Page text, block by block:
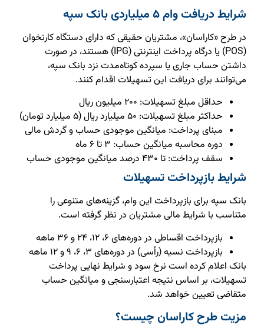
شرایط دریافت وام ۵ میلیاردی بانک سپه
در طرح «کاراسان»، مشتریان حقیقی که دارای دستگاه کارتخوان
(POS) یا درگاه پرداخت اینترنتی (IPG) هستند، در صورت
داشتن حساب جاری یا سپرده کوتاه‌مدت نزد بانک سپه،
می‌توانند برای دریافت این تسهیلات اقدام کنند.
حداقل مبلغ تسهیلات: ۲۰۰ میلیون ریال
حداکثر مبلغ تسهیلات: ۵۰ میلیارد ریال (۵ میلیارد تومان)
مبنای پرداخت: میانگین موجودی حساب و گردش مالی
دوره محاسبه میانگین حساب: ۳ تا ۶ ماه
سقف پرداخت: تا ۴۳۰ درصد میانگین موجودی حساب
شرایط بازپرداخت تسهیلات
بانک سپه برای بازپرداخت این وام، گزینه‌های متنوعی را
متناسب با شرایط مالی مشتریان در نظر گرفته است.
بازپرداخت اقساطی در دوره‌های ۶، ۱۲، ۲۴ و ۳۶ ماهه
بازپرداخت نسیه (رأسی) در دوره‌های ۳، ۶، ۹ و ۱۲ ماهه
بانک اعلام کرده است نرخ سود و شرایط نهایی پرداخت
تسهیلات، بر اساس نتیجه اعتبارسنجی و میانگین حساب
متقاضی تعیین خواهد شد.
مزیت طرح کاراسان چیست؟